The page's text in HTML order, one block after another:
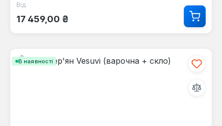
Звичайна ціна:
Від
17 459,00 ₴
В наявності